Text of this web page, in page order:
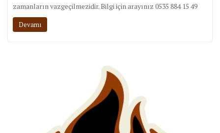
zamanların vazgeçilmezidir. Bilgi için arayınız 0535 884 15 49
Devamı